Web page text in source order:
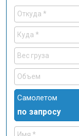
Самолетом
по запросу